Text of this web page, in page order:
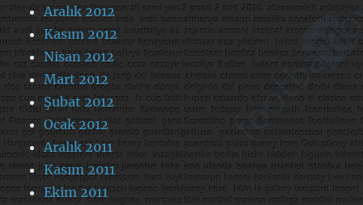
Aralık 2012
Kasım 2012
Nisan 2012
Mart 2012
Şubat 2012
Ocak 2012
Aralık 2011
Kasım 2011
Ekim 2011